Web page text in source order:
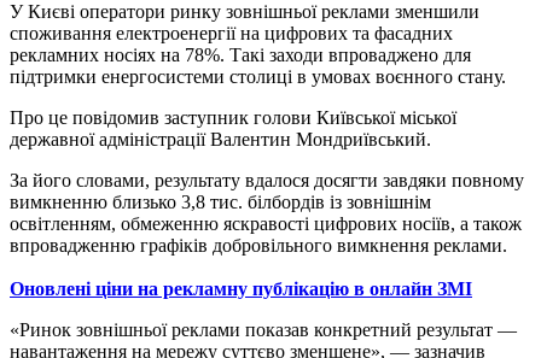
У Києві оператори ринку зовнішньої реклами зменшили
споживання електроенергії на цифрових та фасадних
рекламних носіях на 78%. Такі заходи впроваджено для
підтримки енергосистеми столиці в умовах воєнного стану.
Про це повідомив заступник голови Київської міської
державної адміністрації Валентин Мондриївський.
За його словами, результату вдалося досягти завдяки повному
вимкненню близько 3,8 тис. білбордів із зовнішнім
освітленням, обмеженню яскравості цифрових носіїв, а також
впровадженню графіків добровільного вимкнення реклами.
Оновлені ціни на рекламну публікацію в онлайн ЗМІ
«Ринок зовнішньої реклами показав конкретний результат —
навантаження на мережу суттєво зменшене», — зазначив